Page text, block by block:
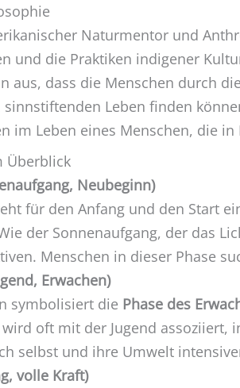
Naturmentor und
und die Praktiken indigener
aus, dass die Menschen durch die
Leben finden
im Leben eines Menschen, die
Überblick
Neubeginn)
für den Anfang und den Start
der Sonnenaufgang, der das
Menschen in dieser Phase
Erwachen)
symbolisiert die Phase des
wird oft mit der Jugend
selbst und ihre Umwelt
volle Kraft)